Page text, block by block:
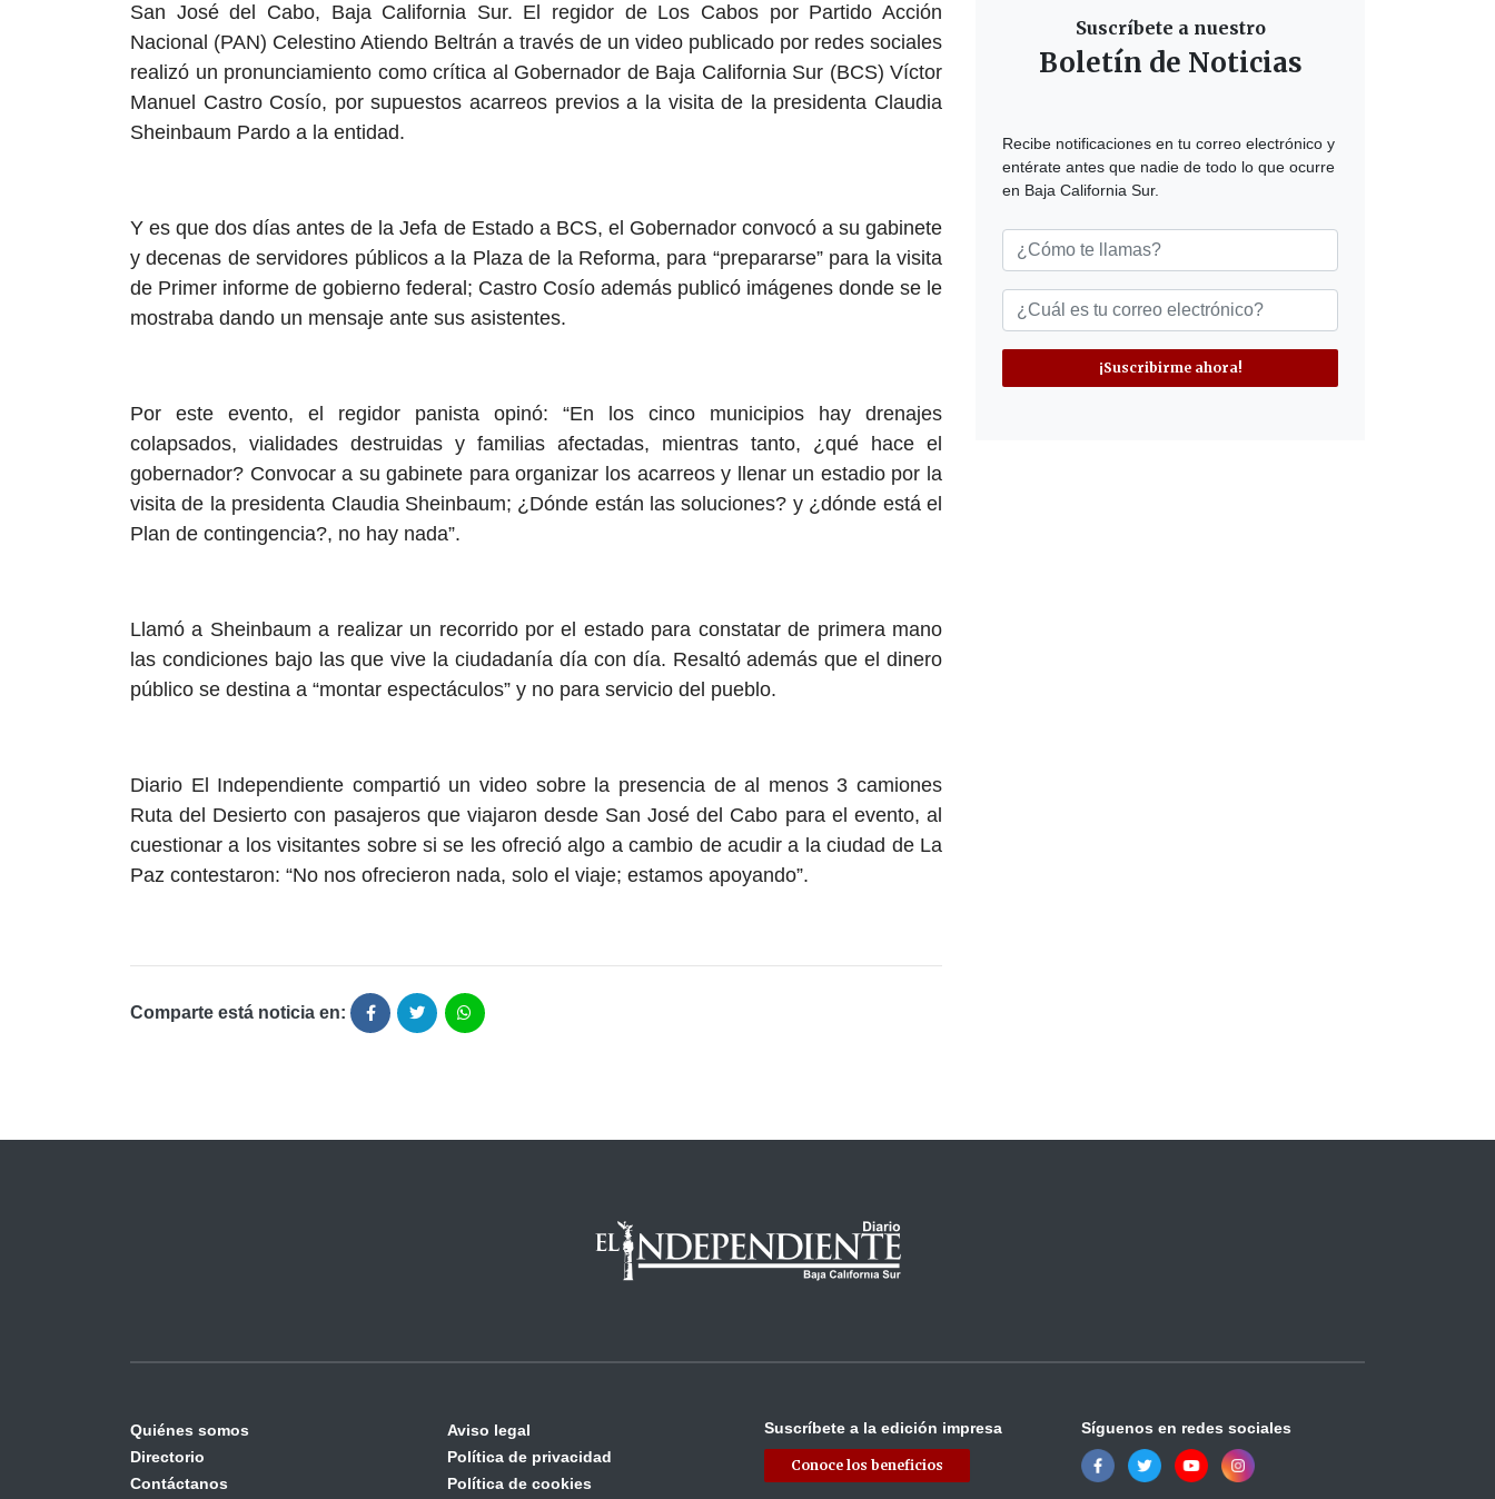
San José del Cabo, Baja California Sur. El regidor de Los Cabos por Partido Acción
Nacional (PAN) Celestino Atiendo Beltrán a través de un video publicado por redes sociales
realizó un pronunciamiento como crítica al Gobernador de Baja California Sur (BCS) Víctor
Manuel Castro Cosío, por supuestos acarreos previos a la visita de la presidenta Claudia
Sheinbaum Pardo a la entidad.
Y es que dos días antes de la Jefa de Estado a BCS, el Gobernador convocó a su gabinete
y decenas de servidores públicos a la Plaza de la Reforma, para “prepararse” para la visita
de Primer informe de gobierno federal; Castro Cosío además publicó imágenes donde se le
mostraba dando un mensaje ante sus asistentes.
Por este evento, el regidor panista opinó: “En los cinco municipios hay drenajes
colapsados, vialidades destruidas y familias afectadas, mientras tanto, ¿qué hace el
gobernador? Convocar a su gabinete para organizar los acarreos y llenar un estadio por la
visita de la presidenta Claudia Sheinbaum; ¿Dónde están las soluciones? y ¿dónde está el
Plan de contingencia?, no hay nada”.
Llamó a Sheinbaum a realizar un recorrido por el estado para constatar de primera mano
las condiciones bajo las que vive la ciudadanía día con día. Resaltó además que el dinero
público se destina a “montar espectáculos” y no para servicio del pueblo.
Diario El Independiente compartió un video sobre la presencia de al menos 3 camiones
Ruta del Desierto con pasajeros que viajaron desde San José del Cabo para el evento, al
cuestionar a los visitantes sobre si se les ofreció algo a cambio de acudir a la ciudad de La
Paz contestaron: “No nos ofrecieron nada, solo el viaje; estamos apoyando”.
Comparte está noticia en:
Suscríbete a nuestro
Boletín de Noticias
Recibe notificaciones en tu correo electrónico y
entérate antes que nadie de todo lo que ocurre
en Baja California Sur.
¡Suscribirme ahora!
Quiénes somos
Directorio
Contáctanos
Aviso legal
Política de privacidad
Política de cookies
Suscríbete a la edición impresa
Conoce los beneficios
Síguenos en redes sociales